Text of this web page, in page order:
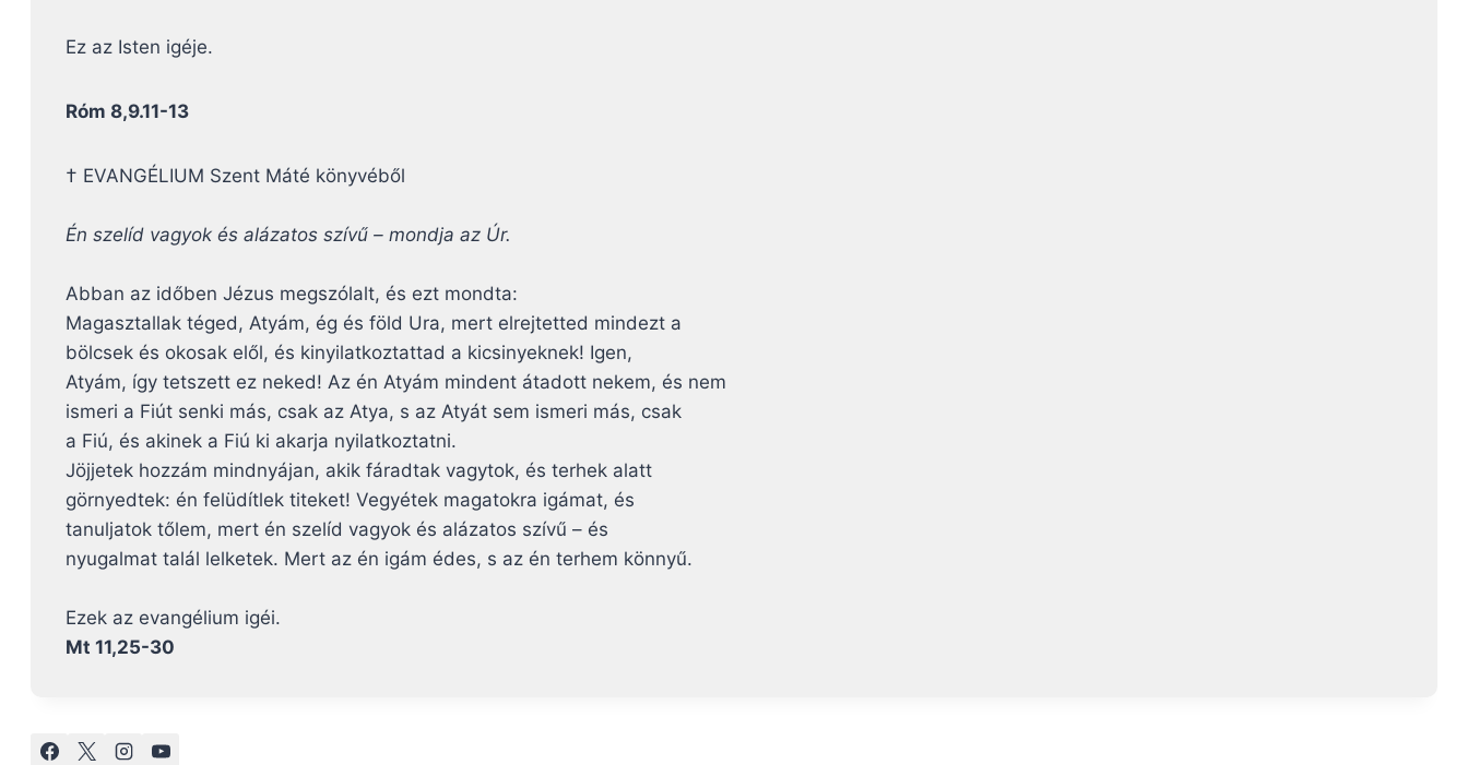
Ez az Isten igéje.
Róm 8,9.11-13
† EVANGÉLIUM Szent Máté könyvéből
Én szelíd vagyok és alázatos szívű – mondja az Úr.
Abban az időben Jézus megszólalt, és ezt mondta:
Magasztallak téged, Atyám, ég és föld Ura, mert elrejtetted mindezt a
bölcsek és okosak elől, és kinyilatkoztattad a kicsinyeknek! Igen,
Atyám, így tetszett ez neked! Az én Atyám mindent átadott nekem, és nem
ismeri a Fiút senki más, csak az Atya, s az Atyát sem ismeri más, csak
a Fiú, és akinek a Fiú ki akarja nyilatkoztatni.
Jöjjetek hozzám mindnyájan, akik fáradtak vagytok, és terhek alatt
görnyedtek: én felüdítlek titeket! Vegyétek magatokra igámat, és
tanuljatok tőlem, mert én szelíd vagyok és alázatos szívű – és
nyugalmat talál lelketek. Mert az én igám édes, s az én terhem könnyű.
Ezek az evangélium igéi.
Mt 11,25-30